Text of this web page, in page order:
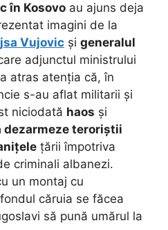
în Kosovo au ajuns deja
imagini de la
Vujovic și generalul
adjunctul ministrului
atras atenția că, în
s-au aflat militarii și
niciodată haos și
dezarmeze teroriștii
țării împotriva
criminali albanezi.
un montaj cu
căruia se făcea
să pună umărul la